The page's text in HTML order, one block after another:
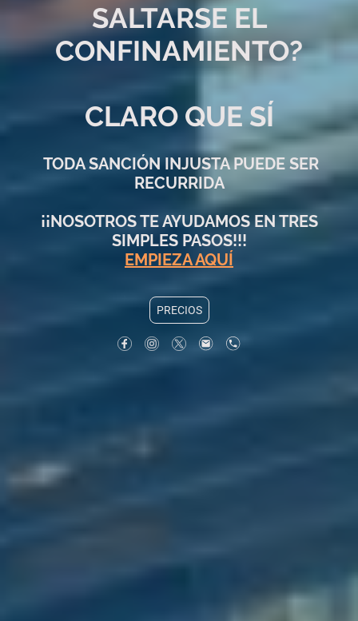
SALTARSE EL
CONFINAMIENTO?
CLARO QUE SÍ
TODA SANCIÓN INJUSTA PUEDE SER
RECURRIDA
¡¡NOSOTROS TE AYUDAMOS EN TRES
SIMPLES PASOS!!!
EMPIEZA AQUÍ
PRECIOS